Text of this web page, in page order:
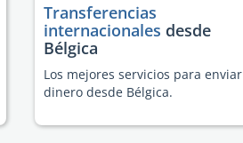
Transferencias
internacionales desde
Bélgica
Los mejores servicios para enviar
dinero desde Bélgica.